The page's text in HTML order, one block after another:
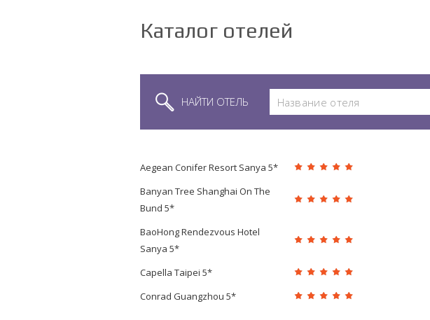
Каталог отелей
НАЙТИ ОТЕЛЬ
Aegean Conifer Resort Sanya 5*
Banyan Tree Shanghai On The
Bund 5*
BaoHong Rendezvous Hotel
Sanya 5*
Capella Taipei 5*
Conrad Guangzhou 5*